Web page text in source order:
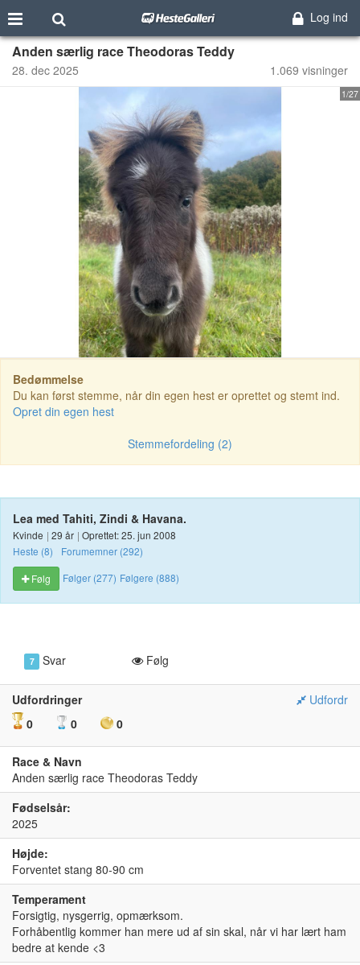
Log ind
Anden særlig race Theodoras Teddy
28. dec 2025 1.069 visninger
1/27
Bedømmelse
Du kan først stemme, når din egen hest er oprettet og stemt ind.
Opret din egen hest
Stemmefordeling (2)
Lea med Tahiti, Zindi & Havana.
Kvinde | 29 år | Oprettet: 25. jun 2008
Heste (8)
Forumemner (292)
Følg
Følger (277) Følgere (888)
7 Svar Følg
Udfordringer
Udfordr
0
0 0
Race & Navn
Anden særlig race Theodoras Teddy
Fødselsår:
2025
Højde:
Forventet stang 80-90 cm
Temperament
Forsigtig, nysgerrig, opmærksom.
Forhåbentlig kommer han mere ud af sin skal, når vi har lært ham
bedre at kende <3